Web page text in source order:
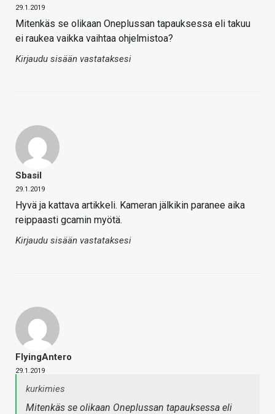
29.1.2019
Mitenkäs se olikaan Oneplussan tapauksessa eli takuu
ei raukea vaikka vaihtaa ohjelmistoa?
Kirjaudu sisään vastataksesi
Sbasil
29.1.2019
Hyvä ja kattava artikkeli. Kameran jälkikin paranee aika
reippaasti gcamin myötä.
Kirjaudu sisään vastataksesi
FlyingAntero
29.1.2019
kurkimies
Mitenkäs se olikaan Oneplussan tapauksessa eli